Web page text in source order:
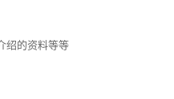
绍的资料等等